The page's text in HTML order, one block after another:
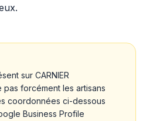
sur CARNIER
pas forcément les artisans
coordonnées ci-dessous
Business Profile